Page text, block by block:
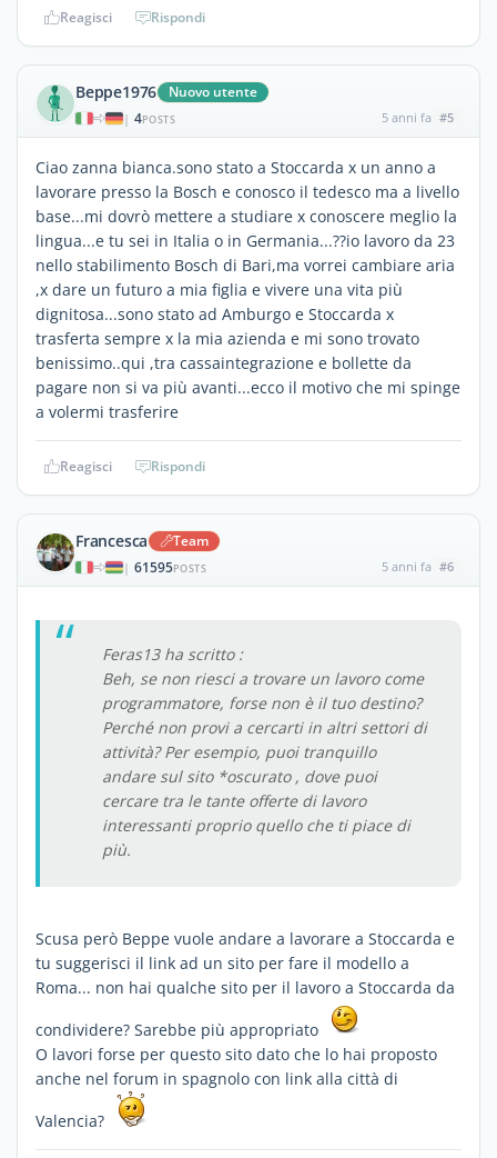
Reagisci Rispondi
Beppe1976 Nuovo utente
| 4POSTS 5 anni fa #5
Ciao zanna bianca.sono stato a Stoccarda x un anno a
lavorare presso la Bosch e conosco il tedesco ma a livello
base...mi dovrò mettere a studiare x conoscere meglio la
lingua...e tu sei in Italia o in Germania...??io lavoro da 23
nello stabilimento Bosch di Bari,ma vorrei cambiare aria
,x dare un futuro a mia figlia e vivere una vita più
dignitosa...sono stato ad Amburgo e Stoccarda x
trasferta sempre x la mia azienda e mi sono trovato
benissimo..qui ,tra cassaintegrazione e bollette da
pagare non si va più avanti...ecco il motivo che mi spinge
a volermi trasferire
Reagisci Rispondi
Francesca Team
| 61595POSTS 5 anni fa #6
Feras13 ha scritto :
Beh, se non riesci a trovare un lavoro come
programmatore, forse non è il tuo destino?
Perché non provi a cercarti in altri settori di
attività? Per esempio, puoi tranquillo
andare sul sito *oscurato , dove puoi
cercare tra le tante offerte di lavoro
interessanti proprio quello che ti piace di
più.
Scusa però Beppe vuole andare a lavorare a Stoccarda e
tu suggerisci il link ad un sito per fare il modello a
Roma... non hai qualche sito per il lavoro a Stoccarda da
condividere? Sarebbe più appropriato
O lavori forse per questo sito dato che lo hai proposto
anche nel forum in spagnolo con link alla città di
Valencia?